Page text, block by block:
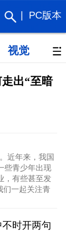
PC版本
视觉 政策
出“至暗
近年来，我国
些青少年出现
，有些甚至发
们一起关注青
时开两句